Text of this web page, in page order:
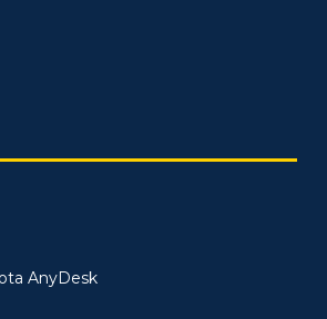
AnyDesk